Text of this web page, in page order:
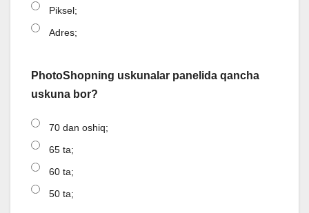
Piksel;
Adres;
PhotoShopning uskunalar panelida qancha
uskuna bor?
70 dan oshiq;
65 ta;
60 ta;
50 ta;